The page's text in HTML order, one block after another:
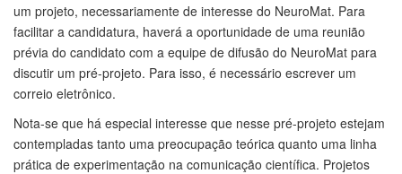
um projeto, necessariamente de interesse do NeuroMat. Para
facilitar a candidatura, haverá a oportunidade de uma reunião
prévia do candidato com a equipe de difusão do NeuroMat para
discutir um pré-projeto. Para isso, é necessário escrever um
correio eletrônico.
Nota-se que há especial interesse que nesse pré-projeto estejam
contempladas tanto uma preocupação teórica quanto uma linha
prática de experimentação na comunicação científica. Projetos